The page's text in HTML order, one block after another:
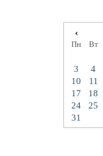
‹
Пн Вт
3
4
10
11
17
18
24
25
31